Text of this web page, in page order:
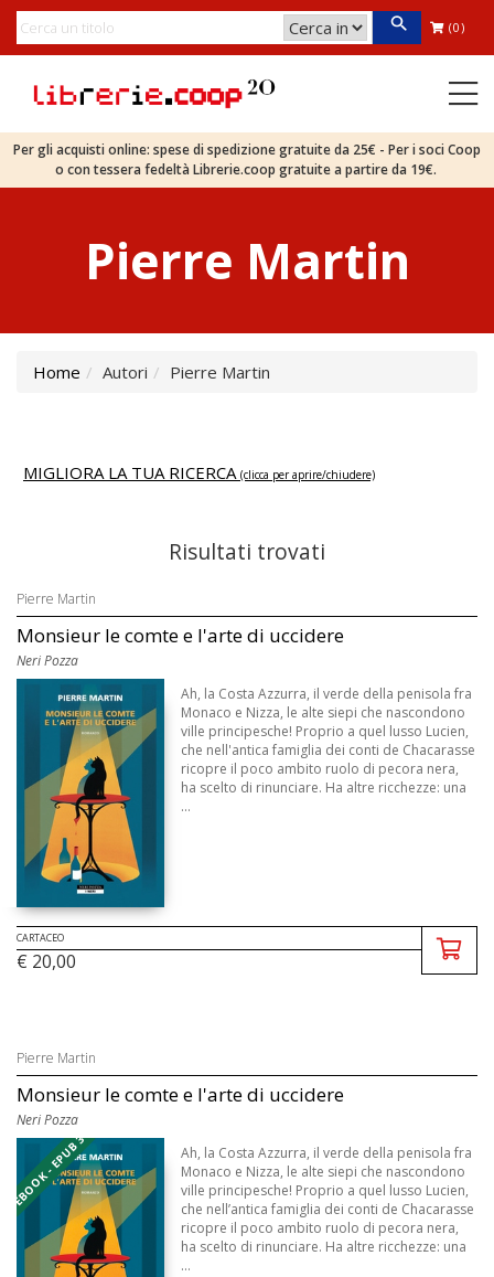
(0)
Per gli acquisti online: spese di spedizione gratuite da 25€ - Per i soci Coop
o con tessera fedeltà Librerie.coop gratuite a partire da 19€.
Pierre Martin
Home Autori Pierre Martin
MIGLIORA LA TUA RICERCA (clicca per aprire/chiudere)
Risultati trovati
Pierre Martin
Monsieur le comte e l'arte di uccidere
Neri Pozza
Ah, la Costa Azzurra, il verde della penisola fra
Monaco e Nizza, le alte siepi che nascondono
ville principesche! Proprio a quel lusso Lucien,
che nell'antica famiglia dei conti de Chacarasse
ricopre il poco ambito ruolo di pecora nera,
ha scelto di rinunciare. Ha altre ricchezze: una
...
CARTACEO
€ 20,00
Pierre Martin
Monsieur le comte e l'arte di uccidere
Neri Pozza
EBOOK - EPUB 3
Ah, la Costa Azzurra, il verde della penisola fra
Monaco e Nizza, le alte siepi che nascondono
ville principesche! Proprio a quel lusso Lucien,
che nell’antica famiglia dei conti de Chacarasse
ricopre il poco ambito ruolo di pecora nera,
ha scelto di rinunciare. Ha altre ricchezze: una
...